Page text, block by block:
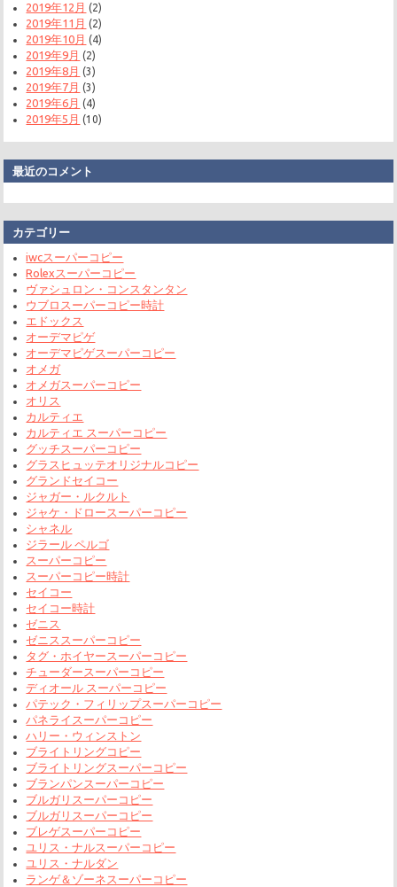
2019年12月 (2)
2019年11月 (2)
2019年10月 (4)
2019年9月 (2)
2019年8月 (3)
2019年7月 (3)
2019年6月 (4)
2019年5月 (10)
最近のコメント
カテゴリー
iwcスーパーコピー
Rolexスーパーコピー
ヴァシュロン・コンスタンタン
ウブロスーパーコピー時計
エドックス
オーデマピゲ
オーデマピゲスーパーコピー
オメガ
オメガスーパーコピー
オリス
カルティエ
カルティエ スーパーコピー
グッチスーパーコピー
グラスヒュッテオリジナルコピー
グランドセイコー
ジャガー・ルクルト
ジャケ・ドロースーパーコピー
シャネル
ジラール ペルゴ
スーパーコピー
スーパーコピー時計
セイコー
セイコー時計
ゼニス
ゼニススーパーコピー
タグ・ホイヤースーパーコピー
チューダースーパーコピー
ディオール スーパーコピー
パテック・フィリップスーパーコピー
パネライスーパーコピー
ハリー・ウィンストン
ブライトリングコピー
ブライトリングスーパーコピー
ブランパンスーパーコピー
ブルガリスーパーコピー
ブルガリスーパーコピー
ブレゲスーパーコピー
ユリス・ナルスーパーコピー
ユリス・ナルダン
ランゲ＆ゾーネスーパーコピー